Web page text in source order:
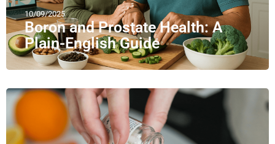
10/09/2025
Boron and Prostate Health: A
Plain-English Guide